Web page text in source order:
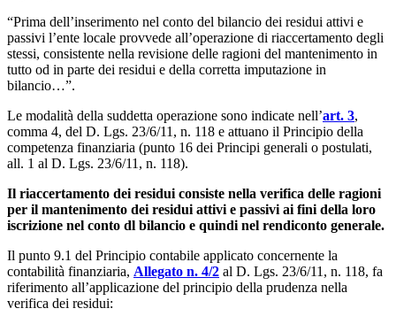
“Prima dell’inserimento nel conto del bilancio dei residui attivi e
passivi l’ente locale provvede all’operazione di riaccertamento degli
stessi, consistente nella revisione delle ragioni del mantenimento in
tutto od in parte dei residui e della corretta imputazione in
bilancio…”.
Le modalità della suddetta operazione sono indicate nell’art. 3,
comma 4, del D. Lgs. 23/6/11, n. 118 e attuano il Principio della
competenza finanziaria (punto 16 dei Principi generali o postulati,
all. 1 al D. Lgs. 23/6/11, n. 118).
Il riaccertamento dei residui consiste nella verifica delle ragioni
per il mantenimento dei residui attivi e passivi ai fini della loro
iscrizione nel conto dl bilancio e quindi nel rendiconto generale.
Il punto 9.1 del Principio contabile applicato concernente la
contabilità finanziaria, Allegato n. 4/2 al D. Lgs. 23/6/11, n. 118, fa
riferimento all’applicazione del principio della prudenza nella
verifica dei residui: